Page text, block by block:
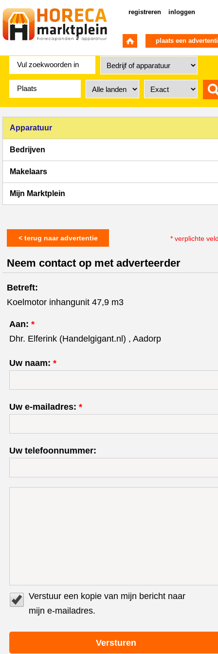
registreren inloggen
plaats een
Apparatuur
Bedrijven
Makelaars
Mijn Marktplein
< terug naar advertentie * verplichte
Neem contact op met adverteerder
Betreft:
Koelmotor inhangunit 47,9 m3
Aan: *
Dhr. Elferink (Handelgigant.nl) , Aadorp
Uw naam: *
Uw e-mailadres: *
Uw telefoonnummer:
Verstuur een kopie van mijn bericht naar
mijn e-mailadres.